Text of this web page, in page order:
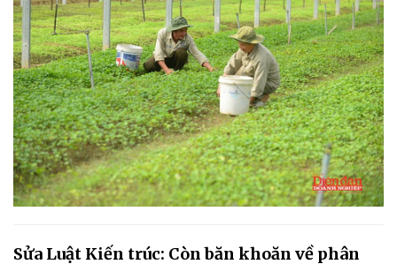
Sửa Luật Kiến trúc: Còn băn khoăn về phân